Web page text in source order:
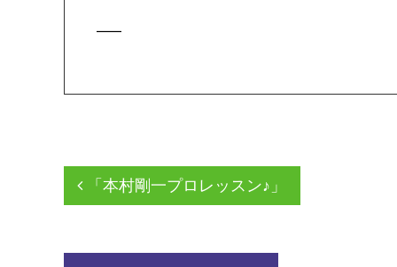
—–
「本村剛一プロレッスン♪」